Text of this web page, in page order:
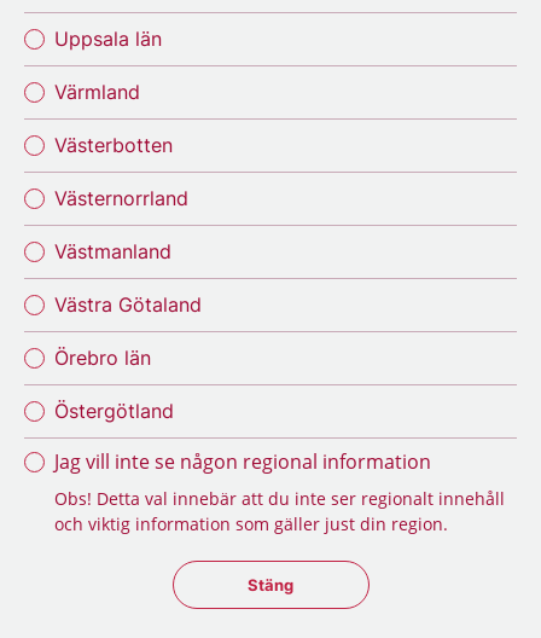
Uppsala län
Värmland
Västerbotten
Västernorrland
Västmanland
Västra Götaland
Örebro län
Östergötland
Jag vill inte se någon regional information
Obs! Detta val innebär att du inte ser regionalt innehåll
och viktig information som gäller just din region.
Stäng regionsväljaren
Stäng